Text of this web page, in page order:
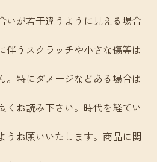
いが若干違うように見える場合
伴うスクラッチや小さな傷等は
。特にダメージなどある場合は
くお読み下さい。時代を経てい
うお願いいたします。商品に関